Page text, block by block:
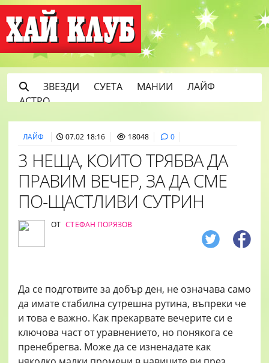
ЗВЕЗДИ СУЕТА МАНИИ
ЛАЙФ
АСТРО
ЛАЙФ 07.02 18:16 18048 0
3 НЕЩА, КОИТО ТРЯБВА ДА
ПРАВИМ ВЕЧЕР, ЗА ДА СМЕ
ПО-ЩАСТЛИВИ СУТРИН
ОТ СТЕФАН ПОРЯЗОВ
Да се ​​подготвите за добър ден, не означава само
да имате стабилна сутрешна рутина, въпреки че
и това е важно. Как прекарвате вечерите си е
ключова част от уравнението, но понякога се
пренебрегва. Може да се изненадате как